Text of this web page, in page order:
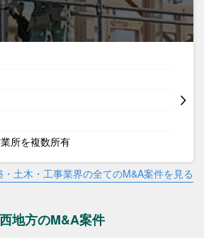
所を複数所有
・土木・工事業界の全てのM&A案件を見る
地方のM&A案件